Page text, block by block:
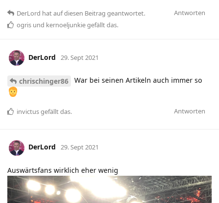
Antworten
DerLord hatauf diesen Beitrag geantwortet.
ogris und kernoeljunkiegefällt das.
DerLord 29. Sept 2021
chrischinger86 War bei seinen Artikeln auch immer so
Antworten
invictusgefällt das.
DerLord 29. Sept 2021
Auswärtsfans wirklich eher wenig